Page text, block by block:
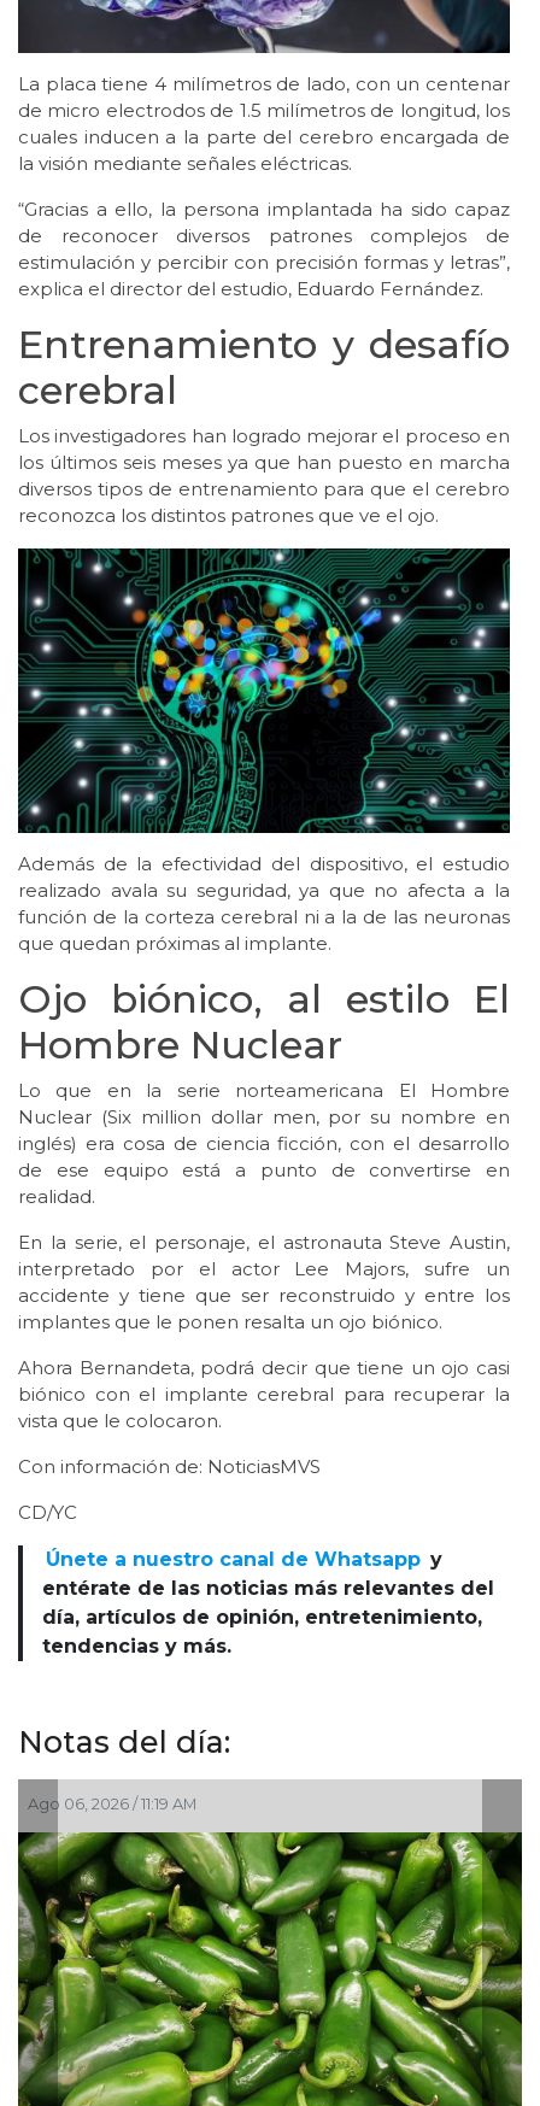
La placa tiene 4 milímetros de lado, con un centenar
de micro electrodos de 1.5 milímetros de longitud, los
cuales inducen a la parte del cerebro encargada de
la visión mediante señales eléctricas.
“Gracias a ello, la persona implantada ha sido capaz
de reconocer diversos patrones complejos de
estimulación y percibir con precisión formas y letras”,
explica el director del estudio, Eduardo Fernández.
Entrenamiento y desafío
cerebral
Los investigadores han logrado mejorar el proceso en
los últimos seis meses ya que han puesto en marcha
diversos tipos de entrenamiento para que el cerebro
reconozca los distintos patrones que ve el ojo.
Además de la efectividad del dispositivo, el estudio
realizado avala su seguridad, ya que no afecta a la
función de la corteza cerebral ni a la de las neuronas
que quedan próximas al implante.
Ojo biónico, al estilo El
Hombre Nuclear
Lo que en la serie norteamericana El Hombre
Nuclear (Six million dollar men, por su nombre en
inglés) era cosa de ciencia ficción, con el desarrollo
de ese equipo está a punto de convertirse en
realidad.
En la serie, el personaje, el astronauta Steve Austin,
interpretado por el actor Lee Majors, sufre un
accidente y tiene que ser reconstruido y entre los
implantes que le ponen resalta un ojo biónico.
Ahora Bernandeta, podrá decir que tiene un ojo casi
biónico con el implante cerebral para recuperar la
vista que le colocaron.
Con información de: NoticiasMVS
CD/YC
Únete a nuestro canal de Whatsapp y
entérate de las noticias más relevantes del
día, artículos de opinión, entretenimiento,
tendencias y más.
Notas del día:
Ago 05, 2026 / 2:56 PM